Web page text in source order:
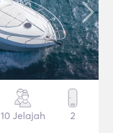
10 Jelajah 2